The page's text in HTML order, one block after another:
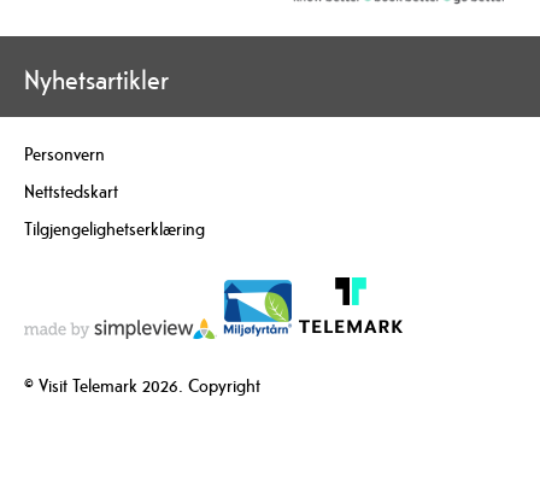
Nyhetsartikler
Personvern
Nettstedskart
Tilgjengelighetserklæring
© Visit Telemark 2026. Copyright